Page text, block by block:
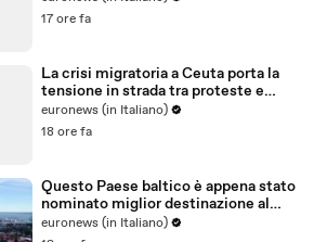
17 ore fa
La crisi migratoria a Ceuta porta la
tensione in strada tra proteste e
critiche al governo
euronews (in Italiano)
18 ore fa
Questo Paese baltico è appena stato
nominato miglior destinazione al
mondo per trasferirsi nel 2026
euronews (in Italiano)